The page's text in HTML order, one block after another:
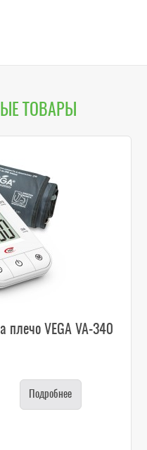
ТОВАРЫ
плечо VEGA VA-340
Подробнее